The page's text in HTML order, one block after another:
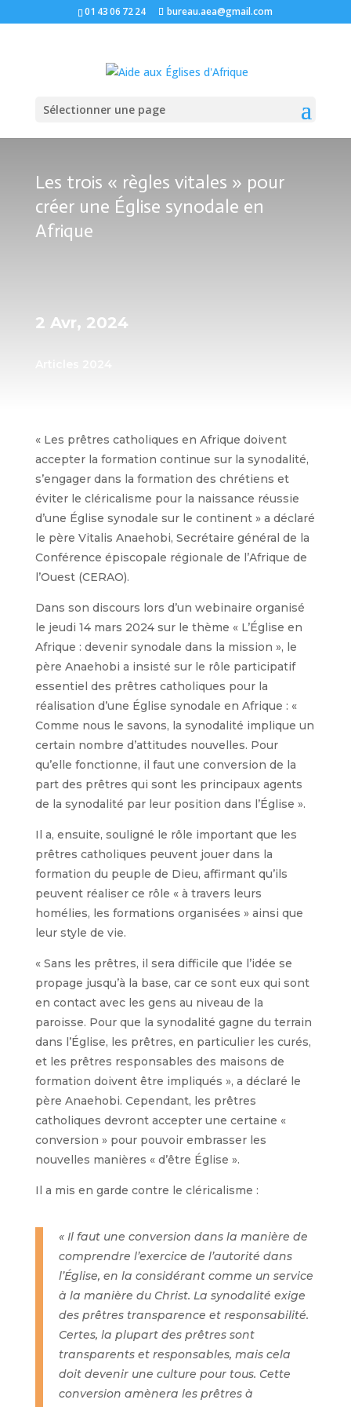
01 43 06 72 24 bureau.aea@gmail.com
Sélectionner une page
Les trois « règles vitales » pour
créer une Église synodale en
Afrique
2 Avr, 2024
« Les prêtres catholiques en Afrique doivent
accepter la formation continue sur la synodalité,
s’engager dans la formation des chrétiens et
éviter le cléricalisme pour la naissance réussie
d’une Église synodale sur le continent » a déclaré
le père Vitalis Anaehobi, Secrétaire général de la
Conférence épiscopale régionale de l’Afrique de
l’Ouest (CERAO).
Dans son discours lors d’un webinaire organisé
le jeudi 14 mars 2024 sur le thème « L’Église en
Afrique : devenir synodale dans la mission », le
père Anaehobi a insisté sur le rôle participatif
essentiel des prêtres catholiques pour la
réalisation d’une Église synodale en Afrique : «
Comme nous le savons, la synodalité implique un
certain nombre d’attitudes nouvelles. Pour
qu’elle fonctionne, il faut une conversion de la
part des prêtres qui sont les principaux agents
de la synodalité par leur position dans l’Église ».
Il a, ensuite, souligné le rôle important que les
prêtres catholiques peuvent jouer dans la
formation du peuple de Dieu, affirmant qu’ils
peuvent réaliser ce rôle « à travers leurs
homélies, les formations organisées » ainsi que
leur style de vie.
« Sans les prêtres, il sera difficile que l’idée se
propage jusqu’à la base, car ce sont eux qui sont
en contact avec les gens au niveau de la
paroisse. Pour que la synodalité gagne du terrain
dans l’Église, les prêtres, en particulier les curés,
et les prêtres responsables des maisons de
formation doivent être impliqués », a déclaré le
père Anaehobi. Cependant, les prêtres
catholiques devront accepter une certaine «
conversion » pour pouvoir embrasser les
nouvelles manières « d’être Église ».
Il a mis en garde contre le cléricalisme :
« Il faut une conversion dans la manière de
comprendre l’exercice de l’autorité dans
l’Église, en la considérant comme un service
à la manière du Christ. La synodalité exige
des prêtres transparence et responsabilité.
Certes, la plupart des prêtres sont
transparents et responsables, mais cela
doit devenir une culture pour tous. Cette
conversion amènera les prêtres à